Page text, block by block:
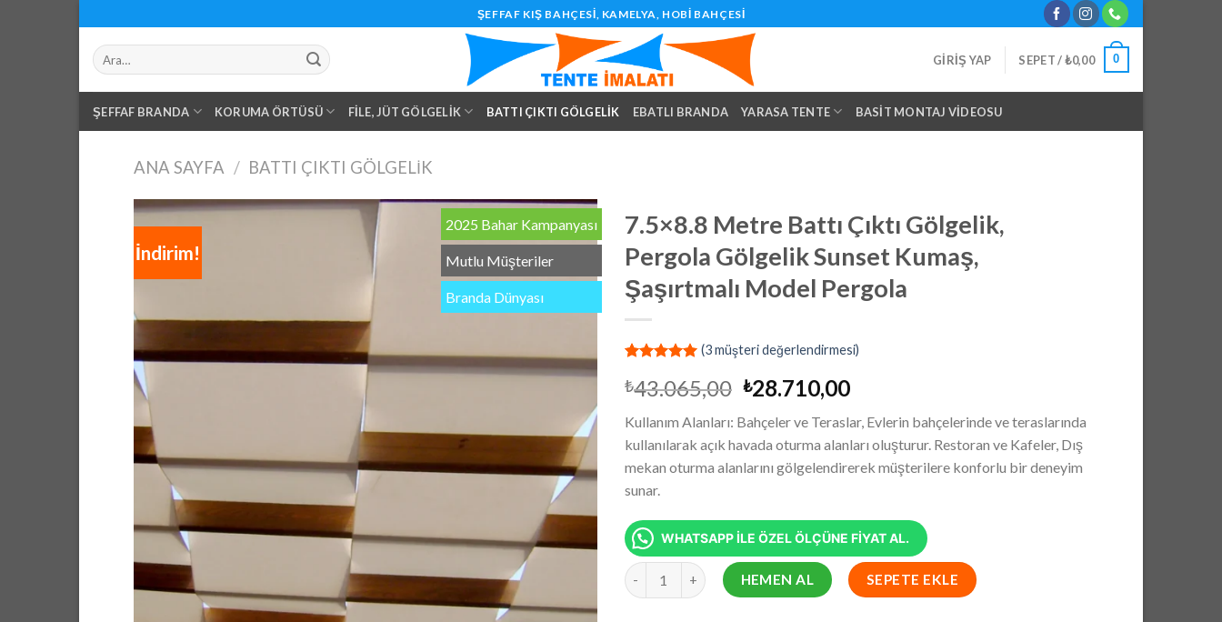
to
content
ŞEFFAF KIŞ BAHÇESI, KAMELYA, HOBI BAHÇESI
Ara:
GIRIŞ YAP SEPET /₺0,00 0
ŞEFFAF BRANDA KORUMA ÖRTÜSÜ FILE, JÜT GÖLGELIK BATTI ÇIKTI GÖLGELIK EBATLI BRANDA YARASA TENTE BASIT MONTAJ VIDEOSU
ANA SAYFA / BATTI ÇIKTI GÖLGELIK
2025 Bahar Kampanyası
Mutlu Müşteriler
Branda Dünyası
İndirim!
7.5×8.8 Metre Battı Çıktı Gölgelik,
Pergola Gölgelik Sunset Kumaş,
Şaşırtmalı Model Pergola
puanına
dayanarak
5 üzerinden
5.00puan
aldı
(3müşteri değerlendirmesi)
₺43.065,00 Orijinal
₺43.065,00.
₺28.710,00Şu
fiyat:
₺28.710,00.
Kullanım Alanları: Bahçeler ve Teraslar, Evlerin bahçelerinde ve teraslarında
kullanılarak açık havada oturma alanları oluşturur. Restoran ve Kafeler, Dış
mekan oturma alanlarını gölgelendirerek müşterilere konforlu bir deneyim
sunar.
WHATSAPP İLE ÖZEL ÖLÇÜNE FİYAT AL.
7.5x8.8 Metre Battı Çıktı Gölgelik, Pergola Gölgelik Sunset Kumaş, Şaşırtmalı Model Pergola adet
HEMEN AL SEPETE EKLE